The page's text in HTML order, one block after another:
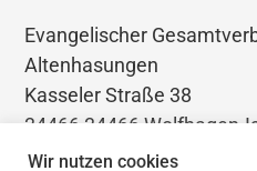
Evangelischer
Altenhasungen
Kasseler Straße 38
34466 34466 Wolfhagen-
Telefon: 05692 3403768
Wir nutzen cookies